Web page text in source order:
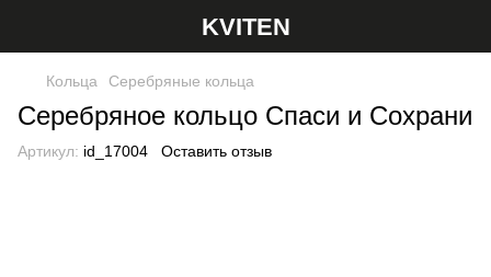
KVITEN
Кольца Серебряные кольца
Серебряное кольцо Спаси и Сохрани
Артикул: id_17004 Оставить отзыв